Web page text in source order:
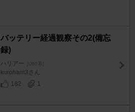
バッテリー経過観察その2(備忘
録)
ハリアー [U60系]
kuroharri3さん
182
1